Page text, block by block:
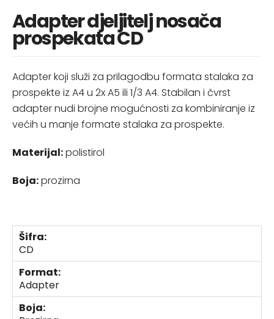
Adapter djeljitelj nosača
prospekata CD
Adapter koji služi za prilagodbu formata stalaka za
prospekte iz A4 u 2x A5 ili 1/3 A4. Stabilan i čvrst
adapter nudi brojne mogućnosti za kombiniranje iz
većih u manje formate stalaka za prospekte.
Materijal:polistirol
Boja:prozirna
Šifra:
CD
Format:
Adapter
Boja: